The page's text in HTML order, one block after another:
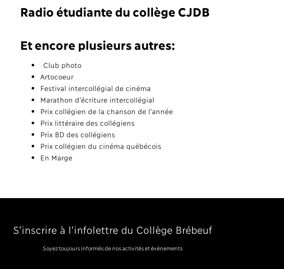
Radio étudiante du collège CJDB
Et encore plusieurs autres:
Club photo
Artocoeur
Festival intercollégial de cinéma
Marathon d’écriture intercollégial
Prix collégien de la chanson de l’année
Prix littéraire des collégiens
Prix BD des collégiens
Prix collégien du cinéma québécois
En Marge
S'inscrire à l'infolettre du Collège Brébeuf
Soyez toujours informés de nos activités et événements